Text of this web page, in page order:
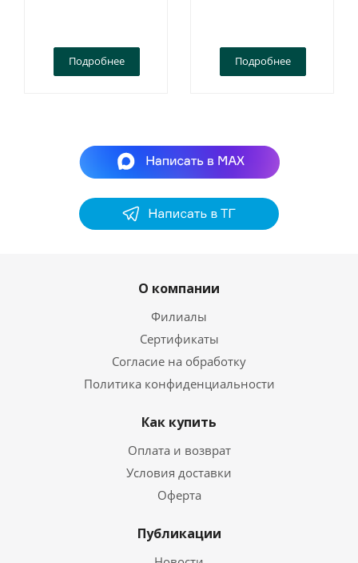
Подробнее Подробнее
О компании
Филиалы
Сертификаты
Согласие на обработку
Политика конфиденциальности
Как купить
Оплата и возврат
Условия доставки
Оферта
Публикации